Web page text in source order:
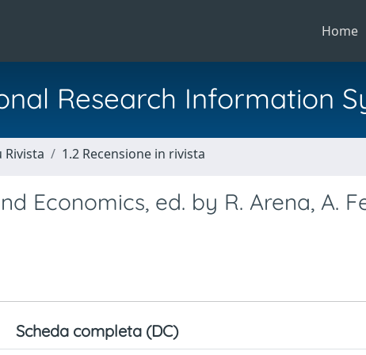
Home
Research Information
1.2 Recensione in rivista
Economics, ed. by R. Arena, A.
Scheda completa (DC)